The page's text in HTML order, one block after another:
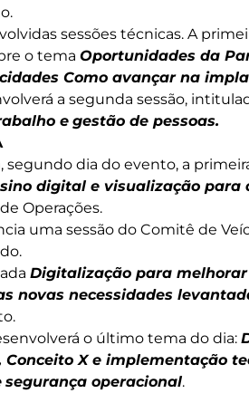
sessões técnicas. A
o tema Oportunidades da
Como avançar na
a segunda sessão,
e gestão de pessoas.
segundo dia do evento, a
digital e visualização para
Operações.
uma sessão do Comitê de
Digitalização para
novas necessidades
o último tema do dia:
X e implementação
segurança operacional.